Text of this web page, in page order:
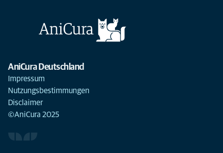
AniCura Deutschland
Impressum
Nutzungsbestimmungen
Disclaimer
©AniCura 2025